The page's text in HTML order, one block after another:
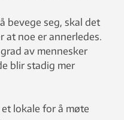
bevege seg, skal det
at noe er annerledes.
av mennesker
blir stadig mer
lokale for å møte